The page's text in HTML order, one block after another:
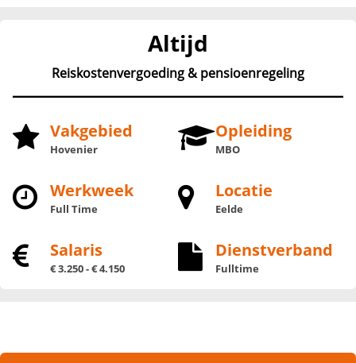
Altijd
Reiskostenvergoeding & pensioenregeling
Vakgebied
Hovenier
Opleiding
MBO
Werkweek
Full Time
Locatie
Eelde
Salaris
€ 3.250 - € 4.150
Dienstverband
Fulltime